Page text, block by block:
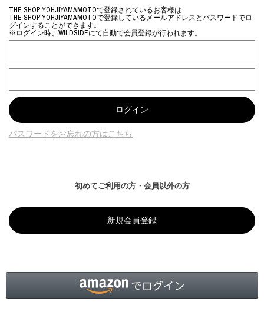
THE SHOP YOHJIYAMAMOTOで登録されているお客様は
THE SHOP YOHJIYAMAMOTOで登録しているメールアドレスとパスワードでロ
グインすることができます。
※ログイン時、WILDSIDEにて自動で会員登録が行われます。
パスワードをお忘れの方はこちら
初めてご利用の方・会員以外の方